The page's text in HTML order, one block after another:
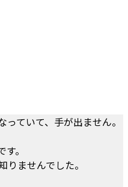
ていて、手が出ません。
。
ませんでした。